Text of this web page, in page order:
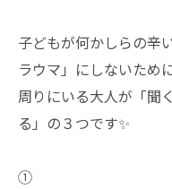
子どもが何かしらの辛
ラウマ」にしないため
周りにいる大人が「聞
る」の３つです✨
①